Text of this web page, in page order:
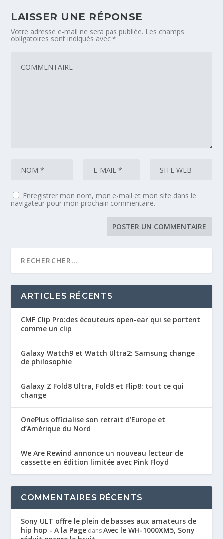
LAISSER UNE RÉPONSE
Votre adresse e-mail ne sera pas publiée. Les champs
obligatoires sont indiqués avec*
Enregistrer mon nom, mon e-mail et mon site dans le
navigateur pour mon prochain commentaire.
ARTICLES RÉCENTS
CMF Clip Pro:des écouteurs open-ear qui se portent
comme un clip
Galaxy Watch9 et Watch Ultra2: Samsung change
de philosophie
Galaxy Z Fold8 Ultra, Fold8 et Flip8: tout ce qui
change
OnePlus officialise son retrait d’Europe et
d’Amérique du Nord
We Are Rewind annonce un nouveau lecteur de
cassette en édition limitée avec Pink Floyd
COMMENTAIRES RÉCENTS
Sony ULT offre le plein de basses aux amateurs de
hip hop - A la Page dansAvec le WH-1000XM5, Sony